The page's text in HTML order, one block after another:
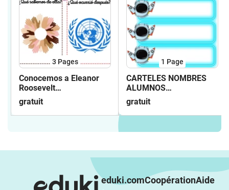
3 Pages
Conocemos a Eleanor
Roosevelt
@missiimissiiinfa
gratuit
1 Page
CARTELES NOMBRES
ALUMNOS
ESPACIO@missiimissiiinfa
gratuit
eduki.comCoopérationAide